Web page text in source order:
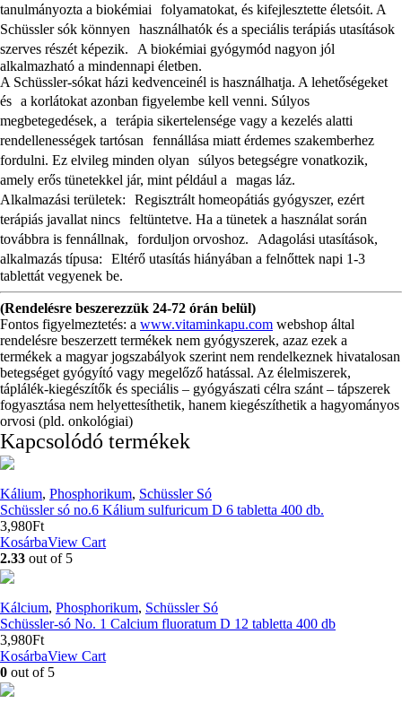
tanulmányozta a biokémiai folyamatokat, és kifejlesztette életsóit. A
Schüssler sók könnyen használhatók és a speciális terápiás utasítások
szerves részét képezik. A biokémiai gyógymód nagyon jól
alkalmazható a mindennapi életben.
A Schüssler-sókat házi kedvenceinél is használhatja. A lehetőségeket
és a korlátokat azonban figyelembe kell venni. Súlyos
megbetegedések, a terápia sikertelensége vagy a kezelés alatti
rendellenességek tartósan fennállása miatt érdemes szakemberhez
fordulni. Ez elvileg minden olyan súlyos betegségre vonatkozik,
amely erős tünetekkel jár, mint például a magas láz.
Alkalmazási területek: Regisztrált homeopátiás gyógyszer, ezért
terápiás javallat nincs feltüntetve. Ha a tünetek a használat során
továbbra is fennállnak, forduljon orvoshoz. Adagolási utasítások,
alkalmazás típusa: Eltérő utasítás hiányában a felnőttek napi 1-3
tablettát vegyenek be.
(Rendelésre beszerezzük 24-72 órán belül)
Fontos figyelmeztetés: a www.vitaminkapu.com webshop által
rendelésre beszerzett termékek nem gyógyszerek, azaz ezek a
termékek a magyar jogszabályok szerint nem rendelkeznek hivatalosan
betegséget gyógyító vagy megelőző hatással. Az élelmiszerek,
táplálék-kiegészítők és speciális – gyógyászati célra szánt – tápszerek
fogyasztása nem helyettesíthetik, hanem kiegészíthetik a hagyományos
orvosi (pld. onkológiai)
Kapcsolódó termékek
Kálium, Phosphorikum, Schüssler Só
Schüssler só no.6 Kálium sulfuricum D 6 tabletta 400 db.
3,980Ft
KosárbaView Cart
2.33 out of 5
Kálcium, Phosphorikum, Schüssler Só
Schüssler-só No. 1 Calcium fluoratum D 12 tabletta 400 db
3,980Ft
KosárbaView Cart
0 out of 5